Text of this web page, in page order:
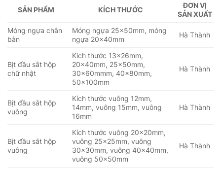
SẢN PHẨM KÍCH THƯỚC
ĐƠN VỊ
SẢN XUẤT
Móng ngựa chân
bàn
Móng ngựa 25x50mm, móng
ngựa 20x40mm
Hà Thành
Bịt đầu sắt hộp
chữ nhật
Kích thước 13x26mm,
20x40mm, 25x50mm,
30x60mmm, 40x80mm,
50x100mm
Hà Thành
Bịt đầu sắt hộp
vuông
Kích thước vuông 12mm,
14mm, vuông 15mm, vuông
16mm
Hà Thành
Bịt đầu sắt hộp
vuông
Kích thước vuông 20x20mm,
vuông 25x25mm, vuông
30x30mm, vuông 40x40mm,
vuông 50x50mm
Hà Thành